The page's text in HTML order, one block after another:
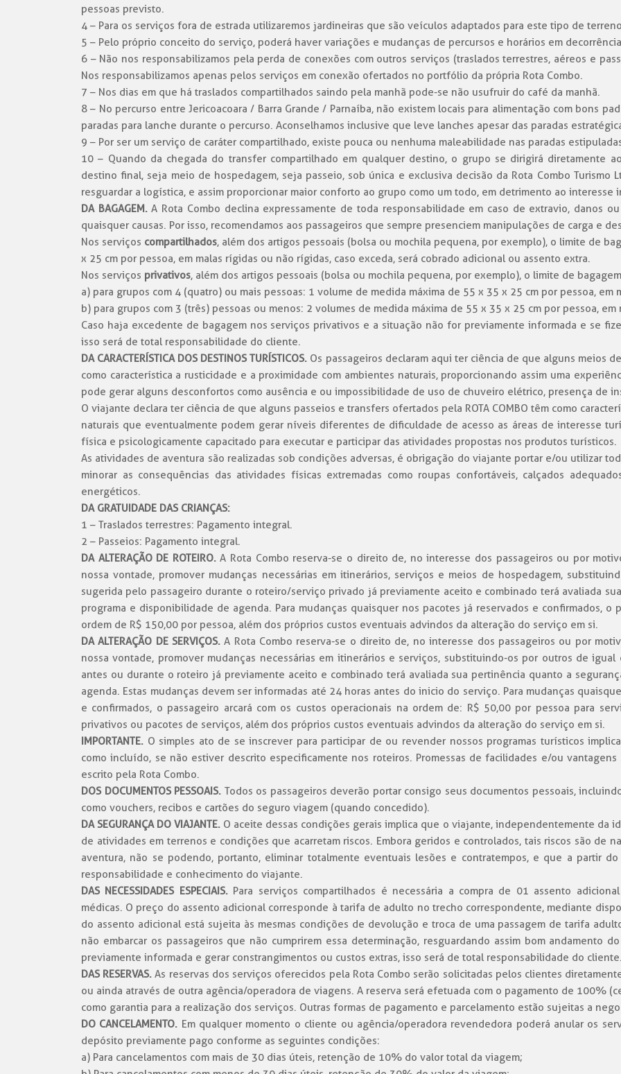
pessoas previsto.
4 – Para os serviços fora de estrada utilizaremos jardineiras que são veículos adaptados para este tipo de
5 – Pelo próprio conceito do serviço, poderá haver variações e mudanças de percursos e horários em
6 – Não nos responsabilizamos pela perda de conexões com outros serviços (traslados terrestres, aéreos e
Nos responsabilizamos apenas pelos serviços em conexão ofertados no portfólio da própria Rota Combo.
7 – Nos dias em que há traslados compartilhados saindo pela manhã pode-se não usufruir do café da manhã.
8 – No percurso entre Jericoacoara / Barra Grande / Parnaíba, não existem locais para alimentação com bons
paradas para lanche durante o percurso. Aconselhamos inclusive que leve lanches apesar das paradas
9 – Por ser um serviço de caráter compartilhado, existe pouca ou nenhuma maleabilidade nas paradas
10 – Quando da chegada do transfer compartilhado em qualquer destino, o grupo se dirigirá diretamente
destino final, seja meio de hospedagem, seja passeio, sob única e exclusiva decisão da Rota Combo
resguardar a logística, e assim proporcionar maior conforto ao grupo como um todo, em detrimento ao interesse
DA BAGAGEM.A Rota Combo declina expressamente de toda responsabilidade em caso de extravio, danos
quaisquer causas. Por isso, recomendamos aos passageiros que sempre presenciem manipulações de carga e
Nos serviços compartilhados, além dos artigos pessoais (bolsa ou mochila pequena, por exemplo), o limite de
x 25 cm por pessoa, em malas rígidas ou não rígidas, caso exceda, será cobrado adicional ou assento extra.
Nos serviços privativos, além dos artigos pessoais (bolsa ou mochila pequena, por exemplo), o limite de
a) para grupos com 4 (quatro) ou mais pessoas: 1 volume de medida máxima de 55 x 35 x 25 cm por pessoa, em
b) para grupos com 3 (três) pessoas ou menos: 2 volumes de medida máxima de 55 x 35 x 25 cm por pessoa,
Caso haja excedente de bagagem nos serviços privativos e a situação não for previamente informada e se
isso será de total responsabilidade do cliente.
DA CARACTERÍSTICA DOS DESTINOS TURÍSTICOS. Os passageiros declaram aqui ter ciência de que alguns meios
como característica a rusticidade e a proximidade com ambientes naturais, proporcionando assim uma
pode gerar alguns desconfortos como ausência e ou impossibilidade de uso de chuveiro elétrico, presença de
O viajante declara ter ciência de que alguns passeios e transfers ofertados pela ROTA COMBO têm como
naturais que eventualmente podem gerar níveis diferentes de dificuldade de acesso as áreas de interesse
física e psicologicamente capacitado para executar e participar das atividades propostas nos produtos turísticos.
As atividades de aventura são realizadas sob condições adversas, é obrigação do viajante portar e/ou utilizar
minorar as consequências das atividades físicas extremadas como roupas confortáveis, calçados
energéticos.
DA GRATUIDADE DAS CRIANÇAS:
1 – Traslados terrestres: Pagamento integral.
2 – Passeios: Pagamento integral.
DA ALTERAÇÃO DE ROTEIRO.A Rota Combo reserva-se o direito de, no interesse dos passageiros ou por
nossa vontade, promover mudanças necessárias em itinerários, serviços e meios de hospedagem,
sugerida pelo passageiro durante o roteiro/serviço privado já previamente aceito e combinado terá avaliada
programa e disponibilidade de agenda. Para mudanças quaisquer nos pacotes já reservados e confirmados, o
ordem de R$ 150,00 por pessoa, além dos próprios custos eventuais advindos da alteração do serviço em si.
DA ALTERAÇÃO DE SERVIÇOS. A Rota Combo reserva-se o direito de, no interesse dos passageiros ou por
nossa vontade, promover mudanças necessárias em itinerários e serviços, substituindo-os por outros de
antes ou durante o roteiro já previamente aceito e combinado terá avaliada sua pertinência quanto a
agenda. Estas mudanças devem ser informadas até 24 horas antes do inicio do serviço. Para mudanças
e confirmados, o passageiro arcará com os custos operacionais na ordem de: R$ 50,00 por pessoa para
privativos ou pacotes de serviços, além dos próprios custos eventuais advindos da alteração do serviço em si.
IMPORTANTE. O simples ato de se inscrever para participar de ou revender nossos programas turísticos
como incluído, se não estiver descrito especificamente nos roteiros. Promessas de facilidades e/ou
escrito pela Rota Combo.
DOS DOCUMENTOS PESSOAIS. Todos os passageiros deverão portar consigo seus documentos pessoais,
como vouchers, recibos e cartões do seguro viagem (quando concedido).
DA SEGURANÇA DO VIAJANTE. O aceite dessas condições gerais implica que o viajante, independentemente da
de atividades em terrenos e condições que acarretam riscos. Embora geridos e controlados, tais riscos são de
aventura, não se podendo, portanto, eliminar totalmente eventuais lesões e contratempos, e que a partir
responsabilidade e conhecimento do viajante.
DAS NECESSIDADES ESPECIAIS. Para serviços compartilhados é necessária a compra de 01 assento
médicas. O preço do assento adicional corresponde à tarifa de adulto no trecho correspondente, mediante
do assento adicional está sujeita às mesmas condições de devolução e troca de uma passagem de tarifa
não embarcar os passageiros que não cumprirem essa determinação, resguardando assim bom andamento
previamente informada e gerar constrangimentos ou custos extras, isso será de total responsabilidade do
DAS RESERVAS. As reservas dos serviços oferecidos pela Rota Combo serão solicitadas pelos clientes
ou ainda através de outra agência/operadora de viagens. A reserva será efetuada com o pagamento de 100%
como garantia para a realização dos serviços. Outras formas de pagamento e parcelamento estão sujeitas a
DO CANCELAMENTO. Em qualquer momento o cliente ou agência/operadora revendedora poderá anular os
depósito previamente pago conforme as seguintes condições:
a) Para cancelamentos com mais de 30 dias úteis, retenção de 10% do valor total da viagem;